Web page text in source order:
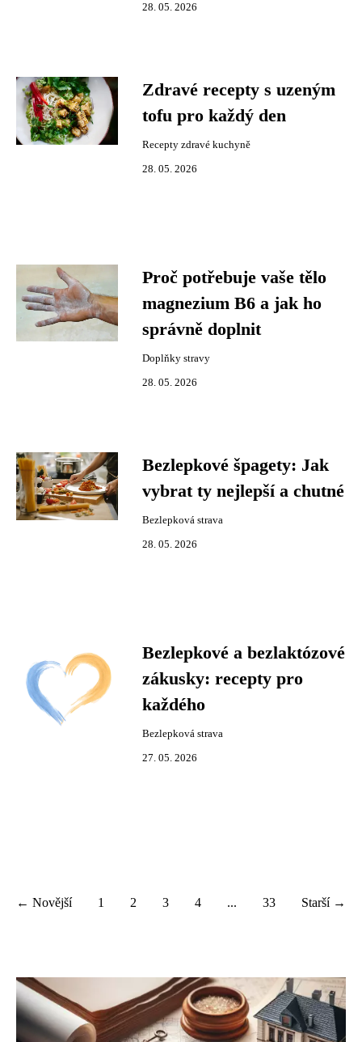
28. 05. 2026
Zdravé recepty s uzeným
tofu pro každý den
Recepty zdravé kuchyně
28. 05. 2026
Proč potřebuje vaše tělo
magnezium B6 a jak ho
správně doplnit
Doplňky stravy
28. 05. 2026
Bezlepkové špagety: Jak
vybrat ty nejlepší a chutné
Bezlepková strava
28. 05. 2026
Bezlepkové a bezlaktózové
zákusky: recepty pro
každého
Bezlepková strava
27. 05. 2026
← Novější 1 2 3 4 ... 33 Starší →